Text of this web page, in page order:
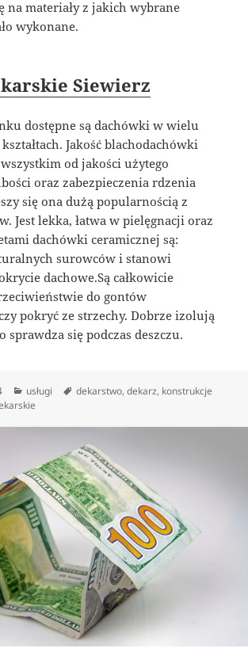
na materiały z jakich wybrane
wykonane.
Siewierz
dostępne są dachówki w wielu
Jakość blachodachówki
od jakości użytego
oraz zabezpieczenia rdzenia
się ona dużą popularnością z
Jest lekka, łatwa w pielęgnacji oraz
dachówki ceramicznej są:
surowców i stanowi
dachowe.Są całkowicie
do gontów
pokryć ze strzechy. Dobrze izolują
sprawdza się podczas deszczu.
Kategorie
usługi Tagi
dekarstwo,dekarz, konstrukcje